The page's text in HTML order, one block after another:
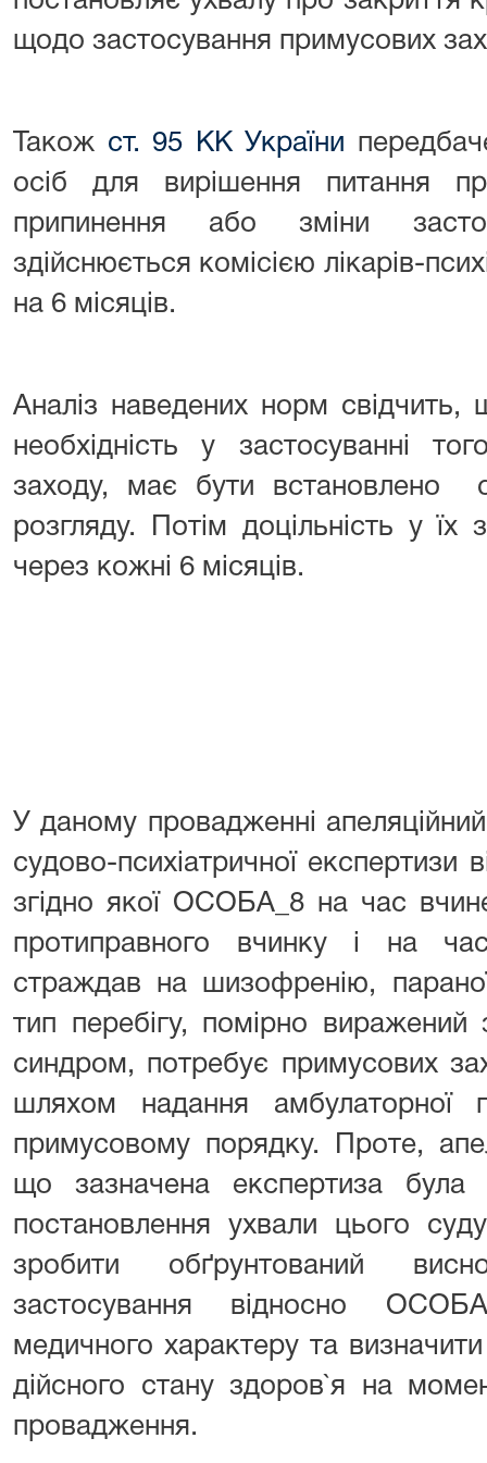
щодо застосування примусових
Також ст. 95 КК України
осіб для вирішення питання
припинення або зміни
здійснюється комісією лікарів-
на 6 місяців.
Аналіз наведених норм
необхідність у застосуванні
заходу, має бути встановлено
розгляду. Потім доцільність у їх
через кожні 6 місяців.
У даному провадженні
судово-психіатричної експертизи
згідно якої ОСОБА_8 на час
протиправного вчинку і на
страждав на шизофренію,
тип перебігу, помірно виражений
синдром, потребує примусових
шляхом надання амбулаторної
примусовому порядку. Проте,
що зазначена експертиза
постановлення ухвали цього
зробити обґрунтований
застосування відносно
медичного характеру та
дійсного стану здоров`я на
провадження.